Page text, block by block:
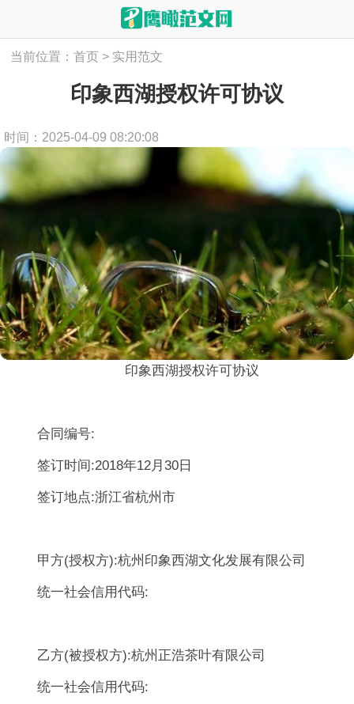
当前位置：首页 > 实用范文
印象西湖授权许可协议
时间：2025-04-09 08:20:08
印象西湖授权许可协议
合同编号:
签订时间:2018年12月30日
签订地点:浙江省杭州市
甲方(授权方):杭州印象西湖文化发展有限公司
统一社会信用代码:
乙方(被授权方):杭州正浩茶叶有限公司
统一社会信用代码: